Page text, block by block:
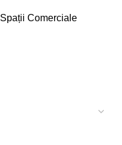
Spații Comerciale